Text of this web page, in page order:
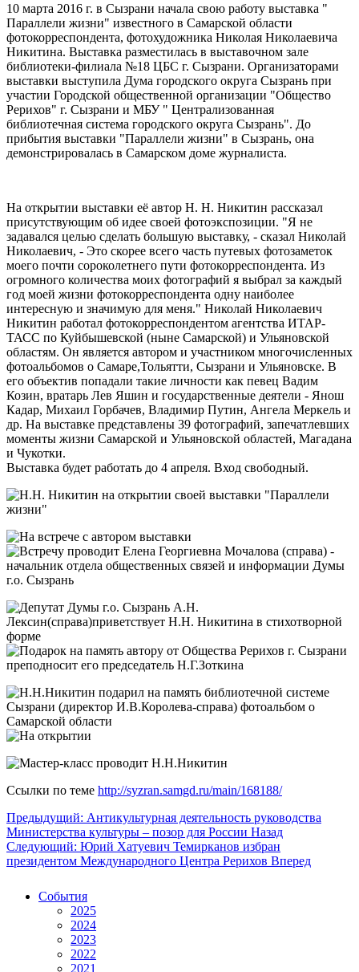
10 марта 2016 г. в Сызрани начала свою работу выставка "
Параллели жизни" известного в Самарской области
фотокорреспондента, фотохудожника Николая Николаевича
Никитина. Выставка разместилась в выставочном зале
библиотеки-филиала №18 ЦБС г. Сызрани. Организаторами
выставки выступила Дума городского округа Сызрань при
участии Городской общественной организации "Общество
Рерихов" г. Сызрани и МБУ " Централизованная
библиотечная система городского округа Сызрань". До
прибытия выставки "Параллели жизни" в Сызрань, она
демонстрировалась в Самарском доме журналиста.
На открытии выставки её автор Н. Н. Никитин рассказал
присутствующим об идее своей фотоэкспозиции. "Я не
задавался целью сделать большую выставку, - сказал Николай
Николаевич, - Это скорее всего часть путевых фотозаметок
моего почти сороколетнего пути фотокорреспондента. Из
огромного количества моих фотографий я выбрал за каждый
год моей жизни фотокорреспондента одну наиболее
интересную и значимую для меня." Николай Николаевич
Никитин работал фотокорреспондентом агентства ИТАР-
ТАСС по Куйбышевской (ныне Самарской) и Ульяновской
областям. Он является автором и участником многочисленных
фотоальбомов о Самаре,Тольятти, Сызрани и Ульяновске. В
его объектив попадали такие личности как певец Вадим
Козин, вратарь Лев Яшин и государственные деятели - Янош
Кадар, Михаил Горбачев, Владимир Путин, Ангела Меркель и
др. На выставке представлены 39 фотографий, запечатлевших
моменты жизни Самарской и Ульяновской областей, Магадана
и Чукотки.
Выставка будет работать до 4 апреля. Вход свободный.
Ссылки по теме http://syzran.samgd.ru/main/168188/
Предыдущий: Антикультурная деятельность руководства
Министерства культуры – позор для России Назад
Следующий: Юрий Хатуевич Темирканов избран
президентом Международного Центра Рерихов Вперед
События
2025
2024
2023
2022
2021